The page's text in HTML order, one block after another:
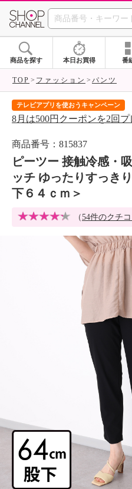
商品を探す 本日お買得 番
TOP ファッション パンツ
テレビアプリを使おうキャンペーン
8月は500円クーポンを2回プ
商品番号：815837
ピーツー 接触冷感・
ッチ ゆったりすっき
下６４ｃｍ＞
（54件のクチコ